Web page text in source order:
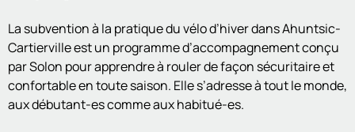
La subvention à la pratique du vélo d’hiver dans Ahuntsic-
Cartierville est un programme d’accompagnement conçu
par Solon pour apprendre à rouler de façon sécuritaire et
confortable en toute saison. Elle s’adresse à tout le monde,
aux débutant-es comme aux habitué-es.